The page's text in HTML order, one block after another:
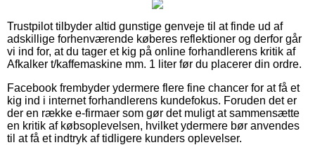
Trustpilot tilbyder altid gunstige genveje til at finde ud af
adskillige forhenværende køberes reflektioner og derfor går
vi ind for, at du tager et kig på online forhandlerens kritik af
Afkalker t/kaffemaskine mm. 1 liter før du placerer din ordre.
Facebook frembyder ydermere flere fine chancer for at få et
kig ind i internet forhandlerens kundefokus. Foruden det er
der en række e-firmaer som gør det muligt at sammensætte
en kritik af købsoplevelsen, hvilket ydermere bør anvendes
til at få et indtryk af tidligere kunders oplevelser.